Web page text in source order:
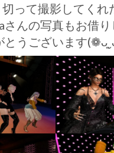
って撮影してく
さんの写真もお借り
うございます